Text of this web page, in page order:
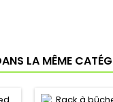
LA MÊME